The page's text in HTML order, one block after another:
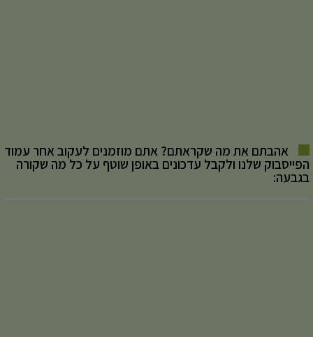
אהבתם את מה שקראתם? אתם מוזמנים לעקוב אחר עמוד
הפייסבוק שלנו ולקבל עדכונים באופן שוטף על כל מה שקורה
בגבעה: